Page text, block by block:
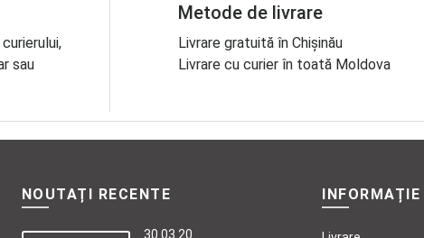
sau
Metode de livrare
Livrare gratuită în Chișinău
Livrare cu curier în toată Moldova
NOUTAȚI RECENTE
30.03.20
INFORMAȚIE